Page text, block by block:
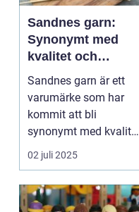
Sandnes garn:
Synonymt med
kvalitet och
tradition
Sandnes garn är ett
varumärke som har
kommit att bli
synonymt med kvalitet
och tradition i...
02 juli 2025